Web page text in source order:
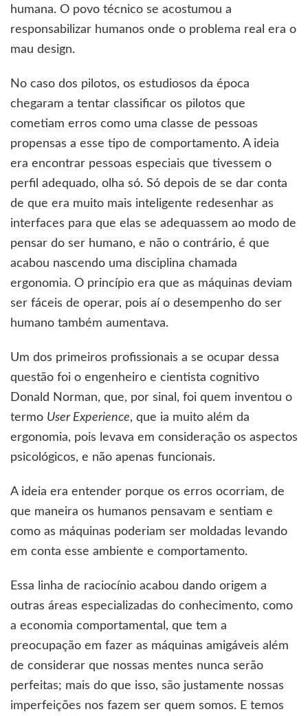
humana. O povo técnico se acostumou a
responsabilizar humanos onde o problema real era o
mau design.
No caso dos pilotos, os estudiosos da época
chegaram a tentar classificar os pilotos que
cometiam erros como uma classe de pessoas
propensas a esse tipo de comportamento. A ideia
era encontrar pessoas especiais que tivessem o
perfil adequado, olha só. Só depois de se dar conta
de que era muito mais inteligente redesenhar as
interfaces para que elas se adequassem ao modo de
pensar do ser humano, e não o contrário, é que
acabou nascendo uma disciplina chamada
ergonomia. O princípio era que as máquinas deviam
ser fáceis de operar, pois aí o desempenho do ser
humano também aumentava.
Um dos primeiros profissionais a se ocupar dessa
questão foi o engenheiro e cientista cognitivo
Donald Norman, que, por sinal, foi quem inventou o
termo User Experience, que ia muito além da
ergonomia, pois levava em consideração os aspectos
psicológicos, e não apenas funcionais.
A ideia era entender porque os erros ocorriam, de
que maneira os humanos pensavam e sentiam e
como as máquinas poderiam ser moldadas levando
em conta esse ambiente e comportamento.
Essa linha de raciocínio acabou dando origem a
outras áreas especializadas do conhecimento, como
a economia comportamental, que tem a
preocupação em fazer as máquinas amigáveis além
de considerar que nossas mentes nunca serão
perfeitas; mais do que isso, são justamente nossas
imperfeições nos fazem ser quem somos. E temos